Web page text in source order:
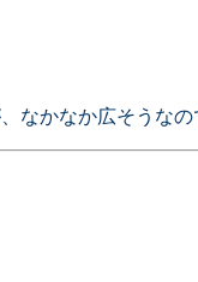
なかなか広そうなの